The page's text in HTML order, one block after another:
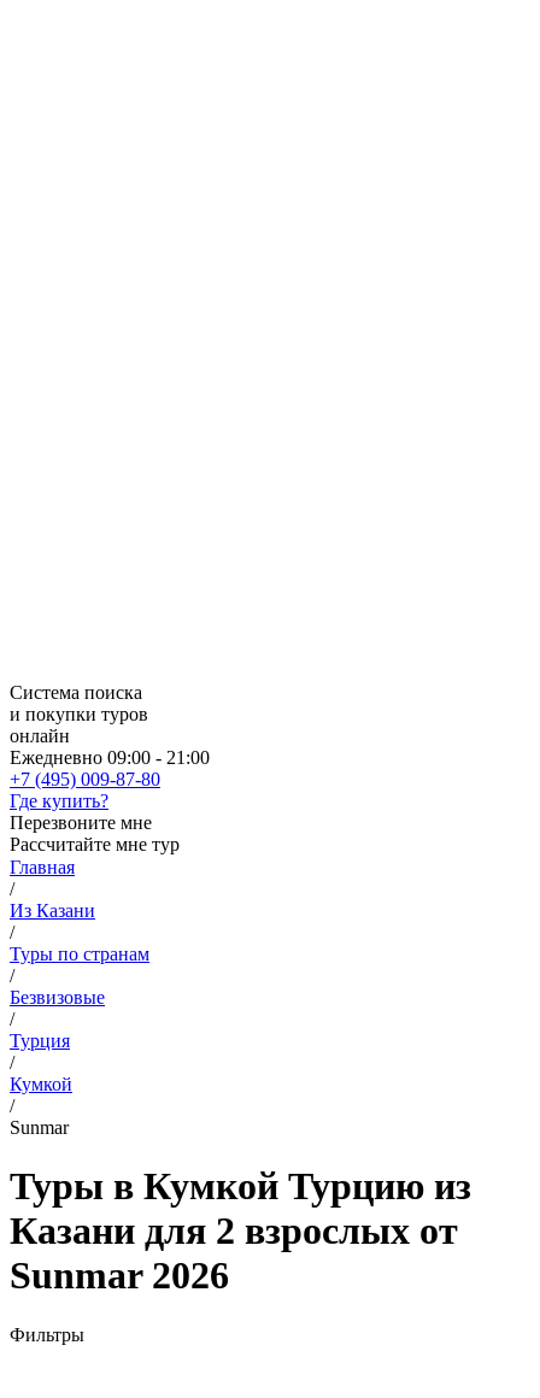
Система поиска
и покупки туров
онлайн
Ежедневно 09:00 - 21:00
+7 (495) 009-87-80
Где купить?
Перезвоните мне
Рассчитайте мне тур
Главная
/
Из Казани
/
Туры по странам
/
Безвизовые
/
Турция
/
Кумкой
/
Sunmar
Туры в Кумкой Турцию из
Казани для 2 взрослых от
Sunmar 2026
Фильтры